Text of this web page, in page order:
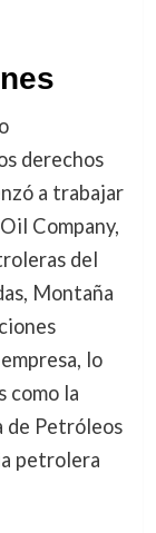
derechos
a trabajar
Company,
del
Montaña
lo
como la
de Petróleos
petrolera